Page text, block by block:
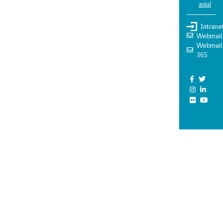
aquí
Webmail
Webmail
365